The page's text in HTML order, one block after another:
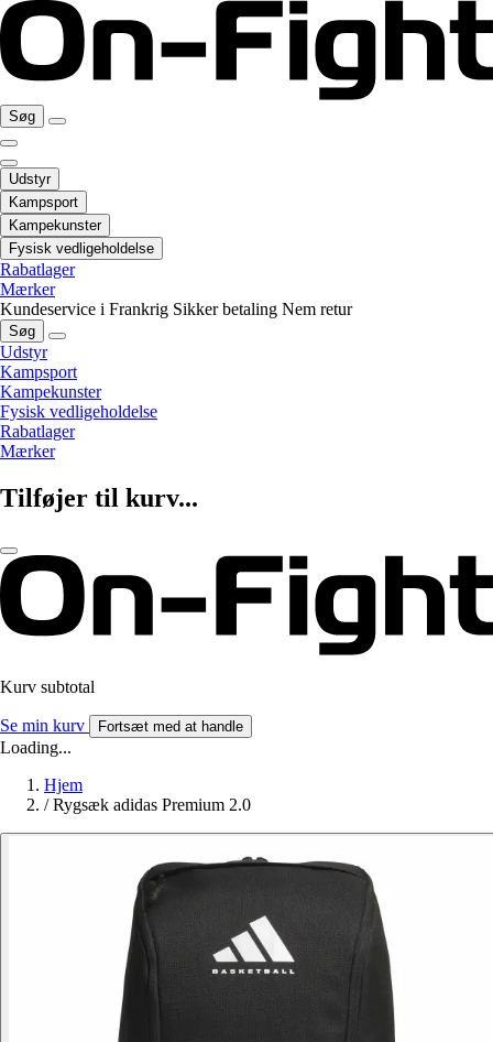
Søg
Udstyr
Kampsport
Kampekunster
Fysisk vedligeholdelse
Rabatlager
Mærker
Kundeservice i Frankrig Sikker betaling Nem retur
Søg
Udstyr
Kampsport
Kampekunster
Fysisk vedligeholdelse
Rabatlager
Mærker
Tilføjer til kurv...
Kurv subtotal
Se min kurv Fortsæt med at handle
Loading...
Hjem
/ Rygsæk adidas Premium 2.0